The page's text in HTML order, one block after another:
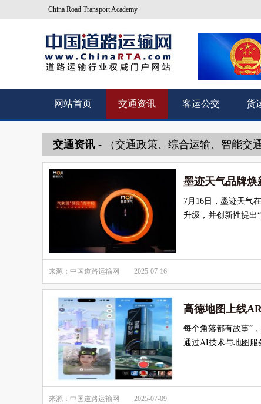
China Road Transport Academy
网站首页 交通资讯 客运公交 货
交通资讯 - （交通政策、综合运输、智能交通
墨迹天气品牌
7月16日，墨迹天气
升级，并创新性提出
来源：中国道路运输网 2025-07-16
高德地图上线
每个角落都有故事”
通过AI技术与地图服
来源：中国道路运输网 2025-07-09